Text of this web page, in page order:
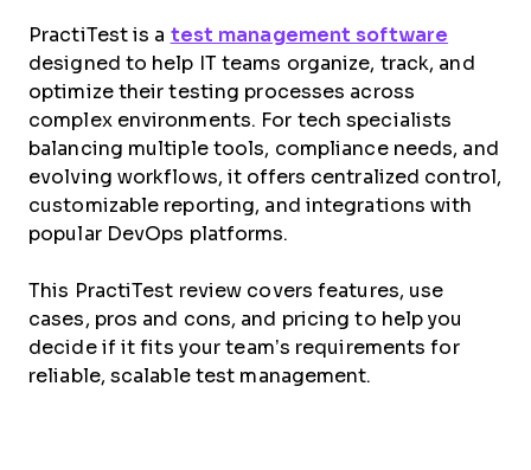
PractiTest is a test management software
designed to help IT teams organize, track, and
optimize their testing processes across
complex environments. For tech specialists
balancing multiple tools, compliance needs, and
evolving workflows, it offers centralized control,
customizable reporting, and integrations with
popular DevOps platforms.
This PractiTest review covers features, use
cases, pros and cons, and pricing to help you
decide if it fits your team’s requirements for
reliable, scalable test management.